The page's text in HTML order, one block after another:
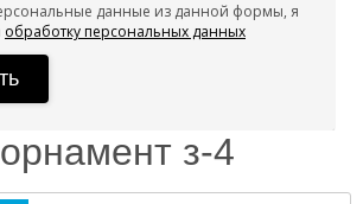
данные из данной формы, я
обработку персональных данных
з-4